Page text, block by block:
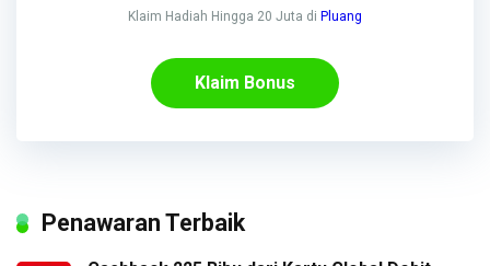
Klaim Hadiah Hingga 20 Juta di Pluang
Klaim Bonus
Penawaran Terbaik